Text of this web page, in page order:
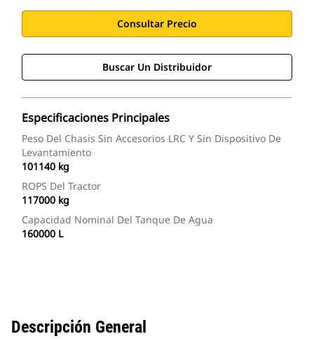
Consultar Precio
Buscar Un Distribuidor
Especificaciones Principales
Peso Del Chasis Sin Accesorios LRC Y Sin Dispositivo De
Levantamiento
101140 kg
ROPS Del Tractor
117000 kg
Capacidad Nominal Del Tanque De Agua
160000 L
Descripción General